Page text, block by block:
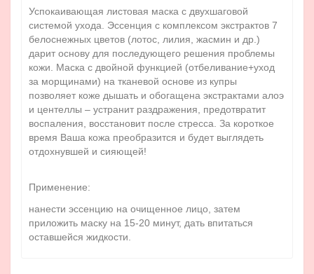
Успокаивающая листовая маска с двухшаговой
системой ухода. Эссенция с комплексом экстрактов 7
белоснежных цветов (лотос, лилия, жасмин и др.)
дарит основу для последующего решения проблемы
кожи. Маска с двойной функцией (отбеливание+уход
за морщинами) на тканевой основе из купры
позволяет коже дышать и обогащена экстрактами алоэ
и центеллы – устранит раздражения, предотвратит
воспаления, восстановит после стресса. За короткое
время Ваша кожа преобразится и будет выглядеть
отдохнувшей и сияющей!
Применение:
нанести эссенцию на очищенное лицо, затем
приложить маску на 15-20 минут, дать впитаться
оставшейся жидкости.